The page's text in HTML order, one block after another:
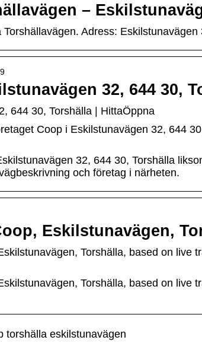
–
Adress:
32, 644 30,
644 30, Torshälla | HittaÖppna
Coop i Eskilstunavägen 32, 644
32, 644 30, Torshälla
och företag i närheten.
Eskilstunavägen,
Torshälla, based on live
Torshälla, based on live
torshälla eskilstunavägen